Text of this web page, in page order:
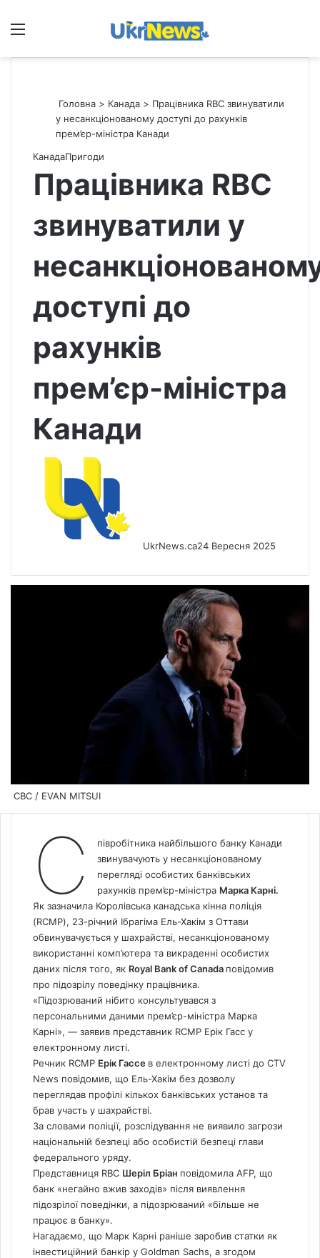
Меню
Головна > Канада > Працівника RBC звинуватили
у несанкціонованому доступі до рахунків
прем’єр-міністра Канади
КанадаПригоди
Працівника RBC
звинуватили у
доступі до
рахунків
прем’єр-міністра
Канади
UkrNews.ca24 Вересня 2025
CBC / EVAN MITSUI
С
півробітника найбільшого банку Канади
звинувачують у несанкціонованому
перегляді особистих банківських
рахунків прем’єр-міністра Марка Карні.
Як зазначила Королівська канадська кінна поліція
(RCMP), 23-річний Ібрагіма Ель-Хакім з Оттави
обвинувачується у шахрайстві, несанкціонованому
використанні комп’ютера та викраденні особистих
даних після того, як Royal Bank ofCanada повідомив
про підозрілу поведінку працівника.
«Підозрюваний нібито консультувався з
персональними даними прем’єр-міністра Марка
Карні», — заявив представник RCMP Ерік Гасс у
електронному листі.
Речник RCMP Ерік Гассе в електронному листі до CTV
News повідомив, що Ель-Хакім без дозволу
переглядав профілі кількох банківських установ та
брав участь у шахрайстві.
За словами поліції, розслідування не виявило загрози
національній безпеці або особистій безпеці глави
федерального уряду.
Представниця RBC Шеріл Бріан повідомила AFP, що
банк «негайно вжив заходів» після виявлення
підозрілої поведінки, а підозрюваний «більше не
працює в банку».
Нагадаємо, що Марк Карні раніше заробив статки як
інвестиційний банкір у Goldman Sachs, а згодом